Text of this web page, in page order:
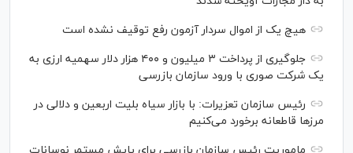
هیچ یک از اموال سردار آزمون رفع توقیف نشده است
جلوگیری از پرداخت ۳ میلیون و ۴۰۰ هزار دلار سهمیه ارزی به
یک شرکت صوری با ورود سازمان بازرسی
رئیس سازمان تعزیرات: با بازار سیاه بلیت اربعین و دلالی در
مرز‌ها قاطعانه برخورد می‌کنیم
ماموریت رئیس سازمان بازرسی برای پایش مستمر نوسانات